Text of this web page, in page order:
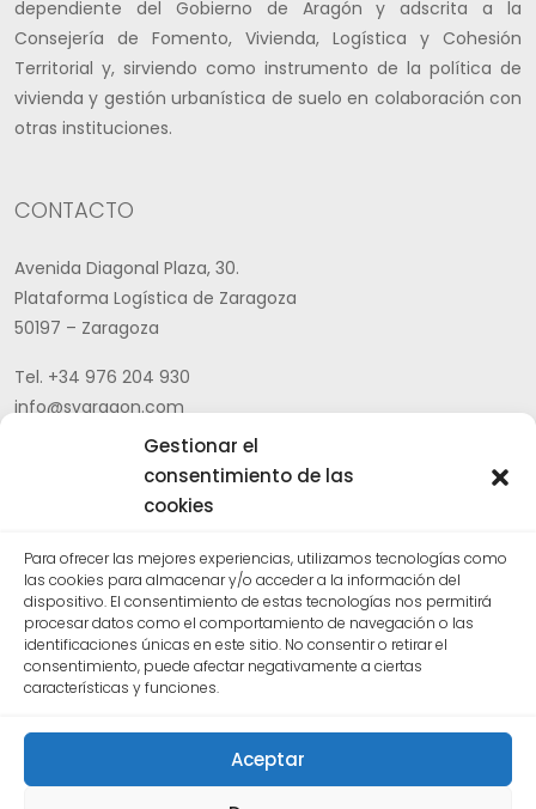
Gestionar el
consentimiento de las
cookies
Para ofrecer las mejores experiencias, utilizamos tecnologías como
las cookies para almacenar y/o acceder a la información del
dispositivo. El consentimiento de estas tecnologías nos permitirá
procesar datos como el comportamiento de navegación o las
identificaciones únicas en este sitio. No consentir o retirar el
consentimiento, puede afectar negativamente a ciertas
características y funciones.
Aceptar
dependiente del Gobierno de Aragón y adscrita a la
Consejería de Fomento, Vivienda, Logística y Cohesión
Territorial y, sirviendo como instrumento de la política de
vivienda y gestión urbanística de suelo en colaboración con
otras instituciones.
CONTACTO
Avenida Diagonal Plaza, 30.
Plataforma Logística de Zaragoza
50197 – Zaragoza
Tel. +34 976 204 930
info@svaragon.com
Política de privacidad |
general de cumplimiento CEPA
CERTIFICADOS DE CALIDAD